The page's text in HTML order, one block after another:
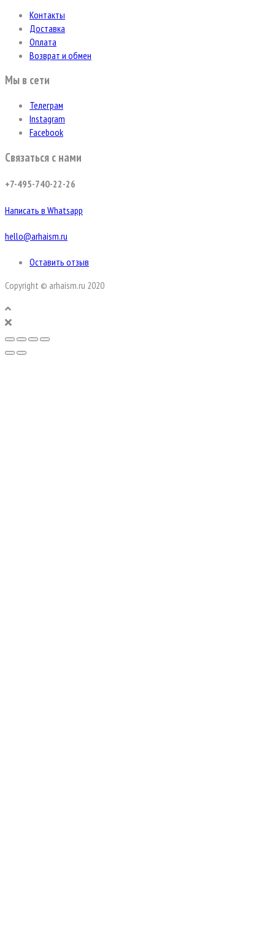
Контакты
Доставка
Оплата
Возврат и обмен
Мы в сети
Телеграм
Instagram
Facebook
Связаться с нами
+7-495-740-22-26
Написать в Whatsapp
hello@arhaism.ru
Оставить отзыв
Copyright © arhaism.ru 2020